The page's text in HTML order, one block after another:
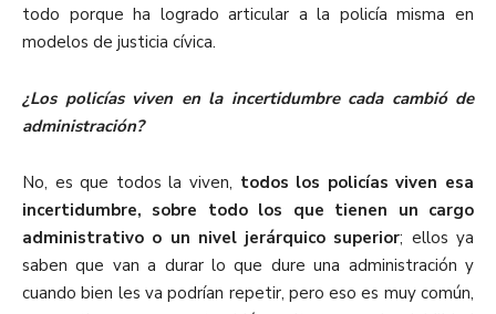
todo porque ha logrado articular a la policía misma en
modelos de justicia cívica.
¿Los policías viven en la incertidumbre cada cambió de
administración?
No, es que todos la viven, todos los policías viven esa
incertidumbre, sobre todo los que tienen un cargo
administrativo o un nivel jerárquico superior; ellos ya
saben que van a durar lo que dure una administración y
cuando bien les va podrían repetir, pero eso es muy común,